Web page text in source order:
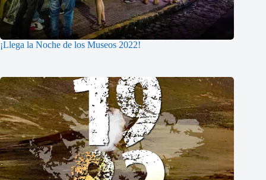
¡Llega la Noche de los Museos 2022!